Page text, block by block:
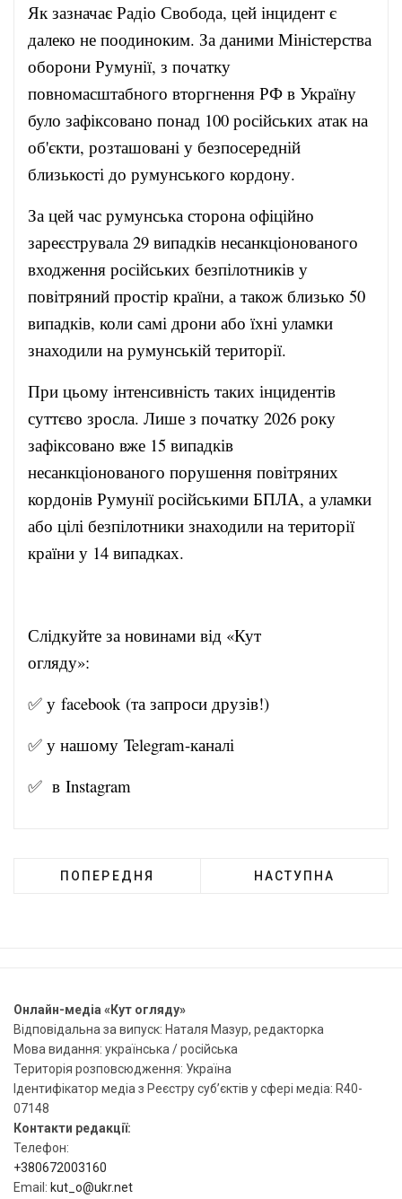
Як зазначає Радіо Свобода, цей інцидент є
далеко не поодиноким. За даними Міністерства
оборони Румунії, з початку
повномасштабного вторгнення РФ в Україну
було зафіксовано понад 100 російських атак на
об'єкти, розташовані у безпосередній
близькості до румунського кордону.
За цей час румунська сторона офіційно
зареєструвала 29 випадків несанкціонованого
входження російських безпілотників у
повітряний простір країни, а також близько 50
випадків, коли самі дрони або їхні уламки
знаходили на румунській території.
При цьому інтенсивність таких інцидентів
суттєво зросла. Лише з початку 2026 року
зафіксовано вже 15 випадків
несанкціонованого порушення повітряних
кордонів Румунії російськими БПЛА, а уламки
або цілі безпілотники знаходили на території
країни у 14 випадках.
Слідкуйте за новинами від «Кут
огляду»:
✅ у facebook(та запроси друзів!)
✅ у нашому Telegram-каналі
✅ в Instagram
ПОПЕРЕДНЯ НАСТУПНА
Онлайн-медіа «Кут огляду»
Відповідальна за випуск: Наталя Мазур, редакторка
Мова видання: українська / російська
Територія розповсюдження: Україна
Ідентифікатор медіа з Реєстру суб’єктів у сфері медіа: R40-
07148
Контакти редакції:
Телефон:
+380672003160
Email: kut_o@ukr.net